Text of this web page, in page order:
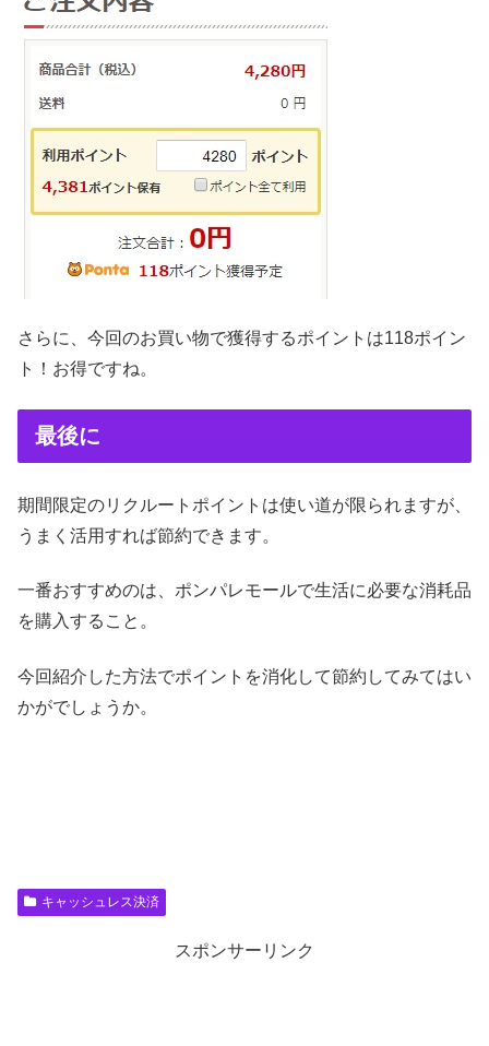
さらに、今回のお買い物で獲得するポイントは118ポイン
ト！お得ですね。
最後に
期間限定のリクルートポイントは使い道が限られますが、
うまく活用すれば節約できます。
一番おすすめのは、ポンパレモールで生活に必要な消耗品
を購入すること。
今回紹介した方法でポイントを消化して節約してみてはい
かがでしょうか。
キャッシュレス決済
スポンサーリンク